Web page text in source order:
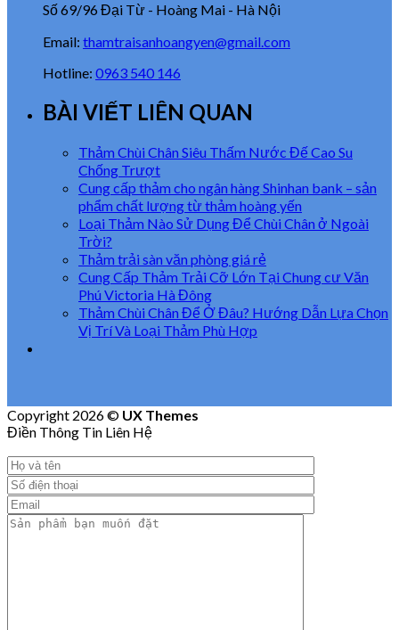
Số 69/96 Đại Từ - Hoàng Mai - Hà Nội
Email: thamtraisanhoangyen@gmail.com
Hotline: 0963 540 146
BÀI VIẾT LIÊN QUAN
Thảm Chùi Chân Siêu Thấm Nước Đế Cao Su
Chống Trượt
Cung cấp thảm cho ngân hàng Shinhan bank – sản
phẩm chất lượng từ thảm hoàng yến
Loại Thảm Nào Sử Dụng Để Chùi Chân ở Ngoài
Trời?
Thảm trải sàn văn phòng giá rẻ
Cung Cấp Thảm Trải Cỡ Lớn Tại Chung cư Văn
Phú Victoria Hà Đông
Thảm Chùi Chân Để Ở Đâu? Hướng Dẫn Lựa Chọn
Vị Trí Và Loại Thảm Phù Hợp
Copyright 2026 © UX Themes
Điền Thông Tin Liên Hệ